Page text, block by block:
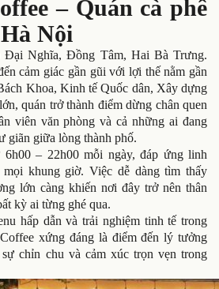
– Quán cà phê
Nội
Đại Nghĩa, Đồng Tâm, Hai Bà Trưng.
cảm giác gần gũi với lợi thế nằm gần
Khoa, Kinh tế Quốc dân, Xây dựng
quán trở thành điểm dừng chân quen
viên văn phòng và cả những ai đang
giãn giữa lòng thành phố.
– 22h00 mỗi ngày, đáp ứng linh
mọi khung giờ. Việc dễ dàng tìm thấy
lớn càng khiến nơi đây trở nên thân
kỳ ai từng ghé qua.
hấp dẫn và trải nghiệm tinh tế trong
xứng đáng là điểm đến lý tưởng
chỉn chu và cảm xúc trọn vẹn trong